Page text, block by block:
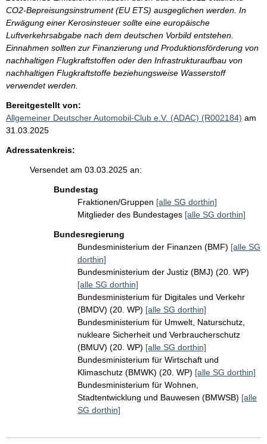
CO2-Bepreisungsinstrument (EU ETS) ausgeglichen werden. In
Erwägung einer Kerosinsteuer sollte eine europäische
Luftverkehrsabgabe nach dem deutschen Vorbild entstehen.
Einnahmen sollten zur Finanzierung und Produktionsförderung von
nachhaltigen Flugkraftstoffen oder den Infrastrukturaufbau von
nachhaltigen Flugkraftstoffe beziehungsweise Wasserstoff
verwendet werden.
Bereitgestellt von:
Allgemeiner Deutscher Automobil-Club e.V. (ADAC) (R002184) am
31.03.2025
Adressatenkreis:
Versendet am 03.03.2025 an:
Bundestag
Fraktionen/Gruppen [alle SG dorthin]
Mitglieder des Bundestages [alle SG dorthin]
Bundesregierung
Bundesministerium der Finanzen (BMF) [alle SG
dorthin]
Bundesministerium der Justiz (BMJ) (20. WP)
[alle SG dorthin]
Bundesministerium für Digitales und Verkehr
(BMDV) (20. WP) [alle SG dorthin]
Bundesministerium für Umwelt, Naturschutz,
nukleare Sicherheit und Verbraucherschutz
(BMUV) (20. WP) [alle SG dorthin]
Bundesministerium für Wirtschaft und
Klimaschutz (BMWK) (20. WP) [alle SG dorthin]
Bundesministerium für Wohnen,
Stadtentwicklung und Bauwesen (BMWSB) [alle
SG dorthin]